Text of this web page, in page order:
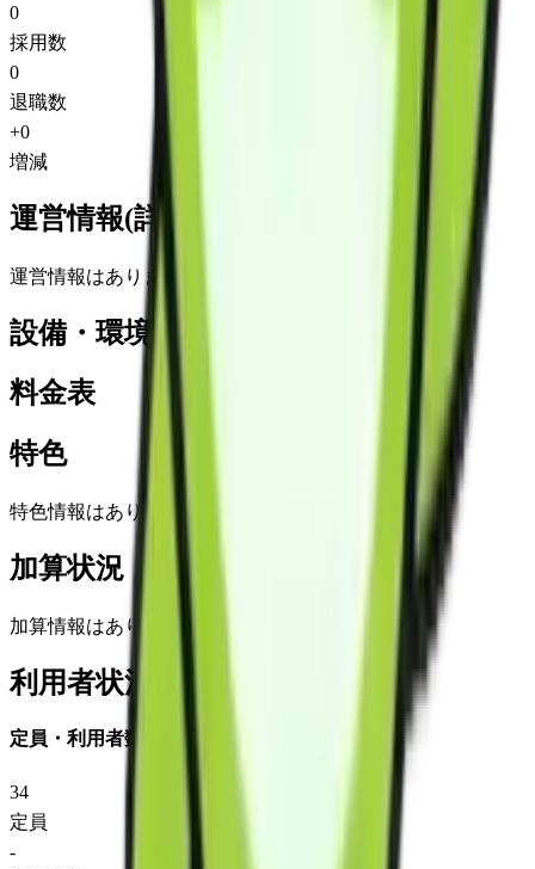
0
採用数
0
退職数
+0
増減
運営情報(詳細)
運営情報はありません
設備・環境
料金表
特色
特色情報はありません
加算状況
加算情報はありません
利用者状況
定員・利用者数
34
定員
-